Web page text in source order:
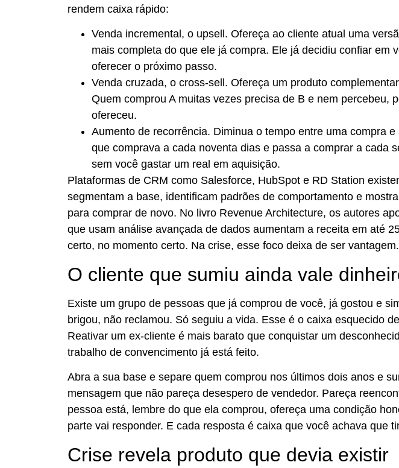
rendem caixa rápido:
Venda incremental, o upsell. Ofereça ao cliente atual uma
mais completa do que ele já compra. Ele já decidiu confiar em
oferecer o próximo passo.
Venda cruzada, o cross-sell. Ofereça um produto
Quem comprou A muitas vezes precisa de B e nem percebeu,
ofereceu.
Aumento de recorrência. Diminua o tempo entre uma compra
que comprava a cada noventa dias e passa a comprar a cada
sem você gastar um real em aquisição.
Plataformas de CRM como Salesforce, HubSpot e RD Station
segmentam a base, identificam padrões de comportamento e
para comprar de novo. No livro Revenue Architecture, os autores
que usam análise avançada de dados aumentam a receita em até
certo, no momento certo. Na crise, esse foco deixa de ser
O cliente que sumiu ainda vale
Existe um grupo de pessoas que já comprou de você, já gostou e
brigou, não reclamou. Só seguiu a vida. Esse é o caixa esquecido
Reativar um ex-cliente é mais barato que conquistar um
trabalho de convencimento já está feito.
Abra a sua base e separe quem comprou nos últimos dois anos e
mensagem que não pareça desespero de vendedor. Pareça
pessoa está, lembre do que ela comprou, ofereça uma condição
parte vai responder. E cada resposta é caixa que você achava que
Crise revela produto que devia existir